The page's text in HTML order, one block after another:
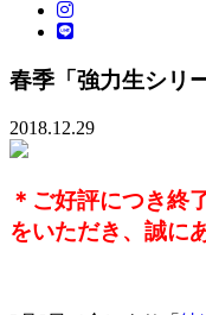
春季「強力生シリ
2018.12.29
＊ご好評につき終
をいただき、誠に